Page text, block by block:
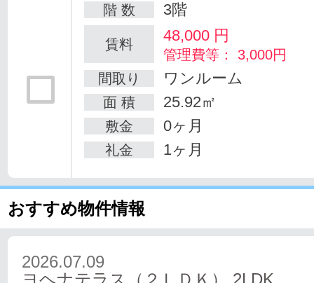
階 数 3階
賃料 48,000 円
管理費等： 3,000円
間取り
ワンルーム
面 積 25.92㎡
敷金 0ヶ月
礼金 1ヶ月
おすすめ物件情報
2026.07.09